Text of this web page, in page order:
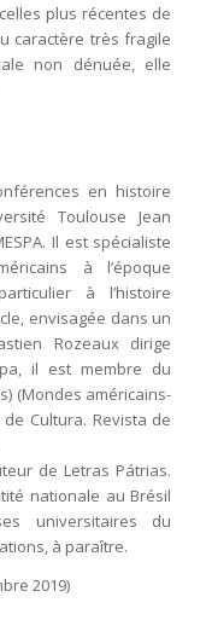
plus récentes de
caractère très fragile
non dénuée, elle
en histoire
Toulouse Jean
Il est spécialiste
à l’époque
à l’histoire
envisagée dans un
Rozeaux dirige
il est membre du
(Mondes américains-
Cultura. Revista de
de Letras Pátrias.
nationale au Brésil
universitaires du
à paraître.
2019)